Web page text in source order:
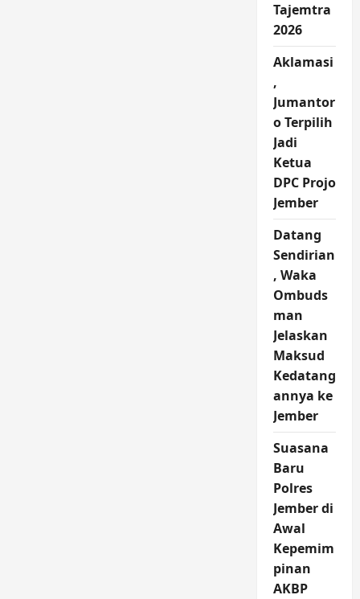
Tajemtra
2026
Aklamasi
,
Jumantor
o Terpilih
Jadi
Ketua
DPC Projo
Jember
Datang
Sendirian
, Waka
Ombuds
man
Jelaskan
Maksud
Kedatang
annya ke
Jember
Suasana
Baru
Polres
Jember di
Awal
Kepemim
pinan
AKBP